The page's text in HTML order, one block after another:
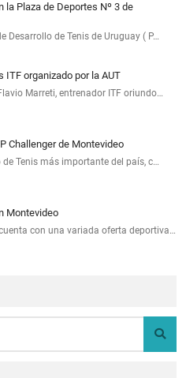
la Plaza de Deportes Nº 3 de
Desarrollo de Tenis de Uruguay ( P…
ITF organizado por la AUT
Marreti, entrenador ITF oriundo…
Challenger de Montevideo
Tenis más importante del país, c…
Montevideo
con una variada oferta deportiva…